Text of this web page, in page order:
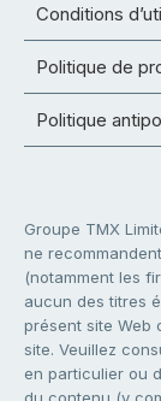
Conditions
Politique de
Politique
Groupe TMX
ne
(notamment les
aucun des titres
présent site Web
site. Veuillez
en particulier ou